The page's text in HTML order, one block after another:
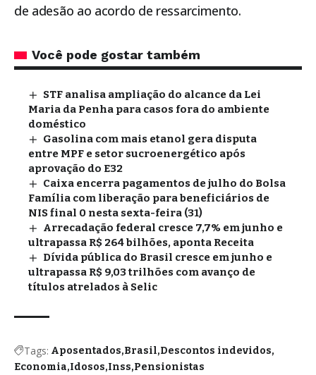
de adesão ao acordo de ressarcimento.
Você pode gostar também
STF analisa ampliação do alcance da Lei
Maria da Penha para casos fora do ambiente
doméstico
Gasolina com mais etanol gera disputa
entre MPF e setor sucroenergético após
aprovação do E32
Caixa encerra pagamentos de julho do Bolsa
Família com liberação para beneficiários de
NIS final 0 nesta sexta-feira (31)
Arrecadação federal cresce 7,7% em junho e
ultrapassa R$ 264 bilhões, aponta Receita
Dívida pública do Brasil cresce em junho e
ultrapassa R$ 9,03 trilhões com avanço de
títulos atrelados à Selic
Tags: Aposentados Brasil Descontos indevidos
Economia Idosos Inss Pensionistas